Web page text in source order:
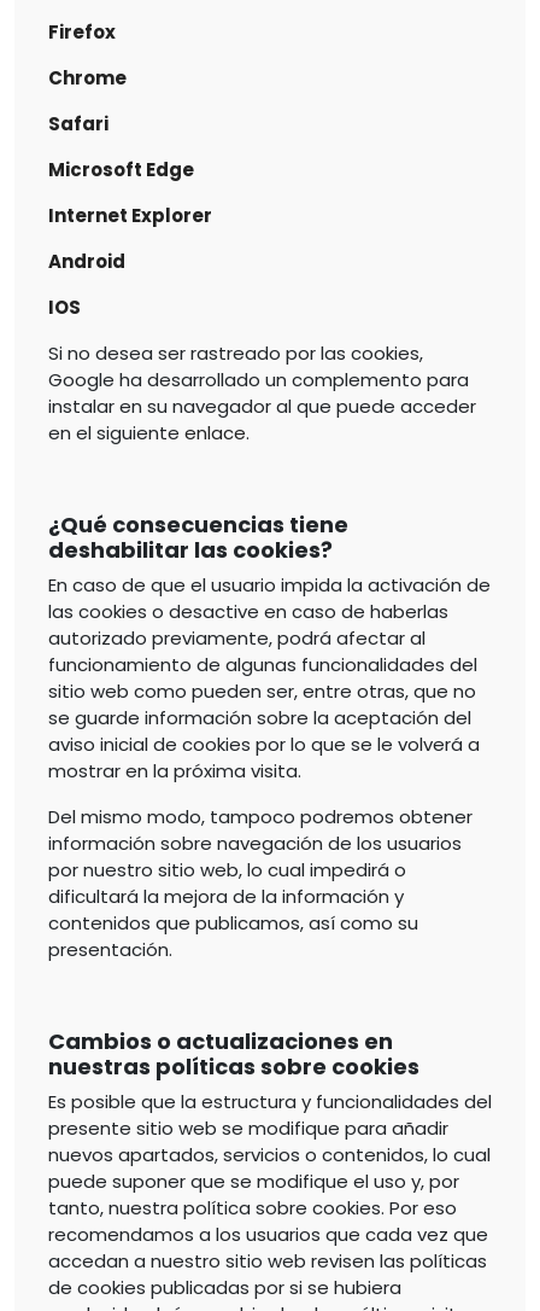
Firefox
Chrome
Safari
Microsoft Edge
Internet Explorer
Android
IOS
Si no desea ser rastreado por las cookies,
Google ha desarrollado un complemento para
instalar en su navegador al que puede acceder
en el siguiente enlace.
¿Qué consecuencias tiene
deshabilitar las cookies?
En caso de que el usuario impida la activación de
las cookies o desactive en caso de haberlas
autorizado previamente, podrá afectar al
funcionamiento de algunas funcionalidades del
sitio web como pueden ser, entre otras, que no
se guarde información sobre la aceptación del
aviso inicial de cookies por lo que se le volverá a
mostrar en la próxima visita.
Del mismo modo, tampoco podremos obtener
información sobre navegación de los usuarios
por nuestro sitio web, lo cual impedirá o
dificultará la mejora de la información y
contenidos que publicamos, así como su
presentación.
Cambios o actualizaciones en
nuestras políticas sobre cookies
Es posible que la estructura y funcionalidades del
presente sitio web se modifique para añadir
nuevos apartados, servicios o contenidos, lo cual
puede suponer que se modifique el uso y, por
tanto, nuestra política sobre cookies. Por eso
recomendamos a los usuarios que cada vez que
accedan a nuestro sitio web revisen las políticas
de cookies publicadas por si se hubiera